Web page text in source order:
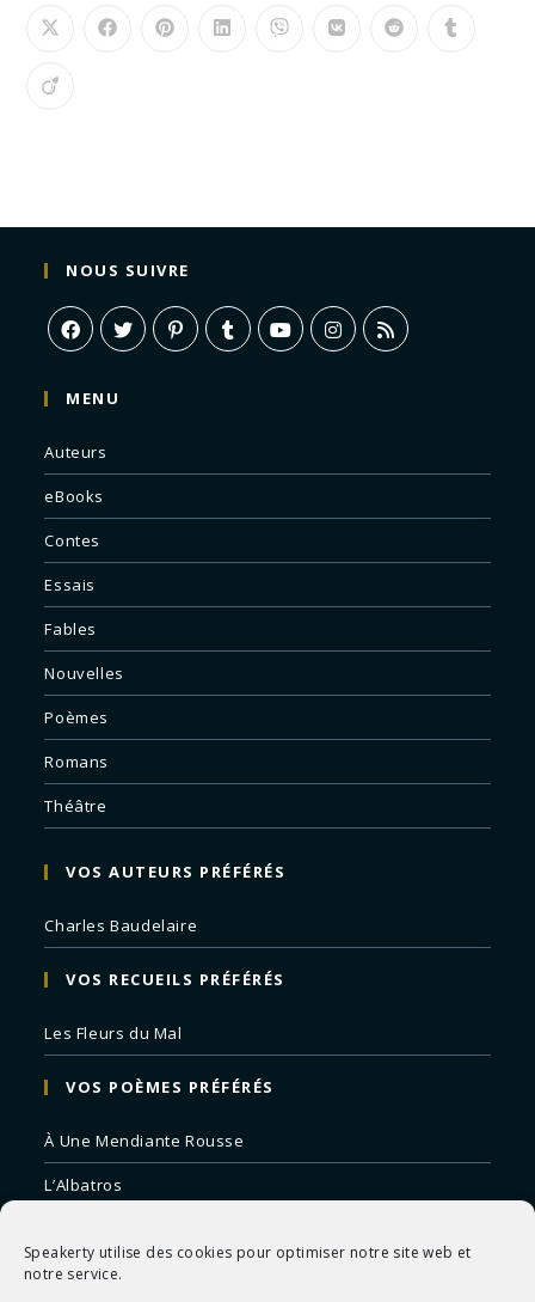
Speakerty utilise des cookies pour optimiser notre site web et
notre service.
NOUS SUIVRE
MENU
Auteurs
eBooks
Contes
Essais
Fables
Nouvelles
Poèmes
Romans
Théâtre
VOS AUTEURS PRÉFÉRÉS
Charles Baudelaire
VOS RECUEILS PRÉFÉRÉS
Les Fleurs du Mal
VOS POÈMES PRÉFÉRÉS
À Une Mendiante Rousse
L’Albatros
Remords Posthume